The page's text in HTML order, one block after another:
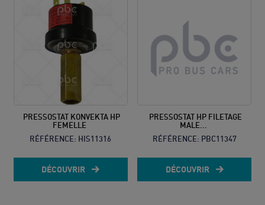
PRESSOSTAT KONVEKTA HP
FEMELLE
RÉFÉRENCE: HIS11316
DÉCOUVRIR
PRESSOSTAT HP FILETAGE
MALE...
RÉFÉRENCE: PBC11347
DÉCOUVRIR